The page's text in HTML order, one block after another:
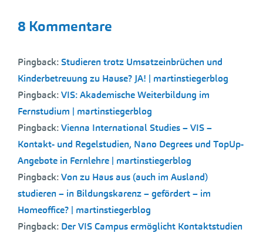
8 Kommentare
Pingback:Studieren trotz Umsatzeinbrüchen und
Kinderbetreuung zu Hause? JA! | martinstiegerblog
Pingback:VIS: Akademische Weiterbildung im
Fernstudium | martinstiegerblog
Pingback:Vienna International Studies – VIS –
Kontakt- und Regelstudien, Nano Degrees und TopUp-
Angebote in Fernlehre | martinstiegerblog
Pingback:Von zu Haus aus (auch im Ausland)
studieren – in Bildungskarenz – gefördert – im
Homeoffice? | martinstiegerblog
Pingback: Der VIS Campus ermöglicht Kontaktstudien